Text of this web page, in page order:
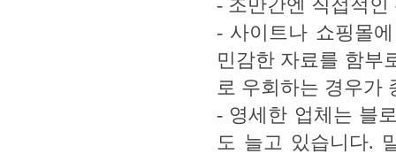
- 조만간엔 직접적
- 사이트나 쇼핑몰
민감한 자료를 함부
로 우회하는 경우가
- 영세한 업체는 블
도 늘고 있습니다.